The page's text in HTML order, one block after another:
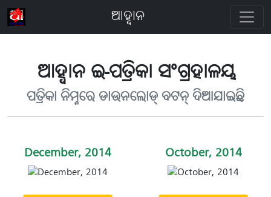
ଆହ୍ବାନ
ଆହ୍ବାନ ଇ-ପତ୍ରିକା ସଂଗ୍ରହାଳୟ
ପତ୍ରିକା ନିମ୍ନରେ ଡାଉନଲୋଡ୍ ବଟନ୍ ଦିଆଯାଇଛି
December, 2014 October, 2014